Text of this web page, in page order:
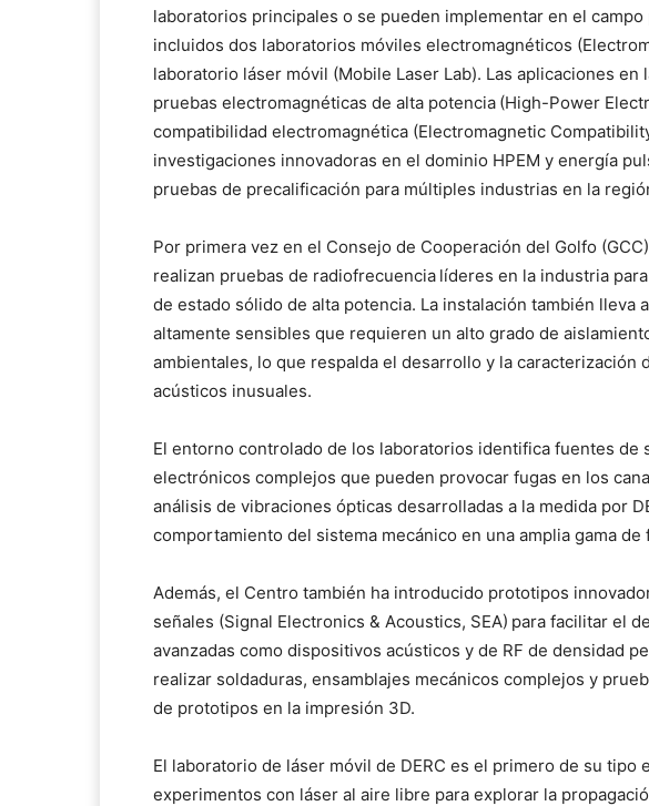
laboratorios principales o se pueden implementar en el
incluidos dos laboratorios móviles electromagnéticos
laboratorio láser móvil (Mobile Laser Lab). Las aplicaciones en
pruebas electromagnéticas de alta potencia (High-Power
compatibilidad electromagnética (Electromagnetic
investigaciones innovadoras en el dominio HPEM y energía
pruebas de precalificación para múltiples industrias en la
Por primera vez en el Consejo de Cooperación del Golfo
realizan pruebas de radiofrecuencia líderes en la industria
de estado sólido de alta potencia. La instalación también lleva
altamente sensibles que requieren un alto grado de
ambientales, lo que respalda el desarrollo y la caracterización
acústicos inusuales.
El entorno controlado de los laboratorios identifica fuentes de
electrónicos complejos que pueden provocar fugas en los
análisis de vibraciones ópticas desarrolladas a la medida por
comportamiento del sistema mecánico en una amplia gama de
Además, el Centro también ha introducido prototipos
señales (Signal Electronics & Acoustics, SEA) para facilitar el
avanzadas como dispositivos acústicos y de RF de densidad
realizar soldaduras, ensamblajes mecánicos complejos y
de prototipos en la impresión 3D.
El laboratorio de láser móvil de DERC es el primero de su tipo
experimentos con láser al aire libre para explorar la